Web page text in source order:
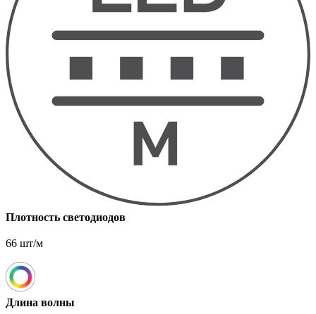
Плотность светодиодов
66 шт/м
Длина волны